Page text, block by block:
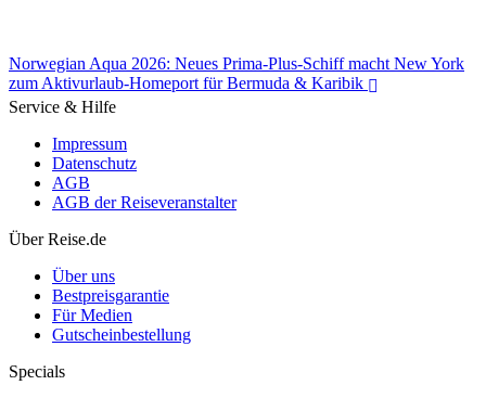
zum Aktivurlaub-Homeport für Bermuda & Karibik
Norwegian Aqua 2026: Neues Prima-Plus-Schiff macht New York
zum Aktivurlaub-Homeport für Bermuda & Karibik
Service & Hilfe
Impressum
Datenschutz
AGB
AGB der Reiseveranstalter
Über Reise.de
Über uns
Bestpreisgarantie
Für Medien
Gutscheinbestellung
Specials